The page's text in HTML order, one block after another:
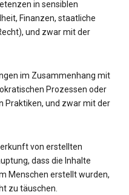
in sensiblen
Finanzen, staatliche
und zwar mit der
im Zusammenhang mit
Prozessen oder
Praktiken, und zwar mit der
von erstellten
dass die Inhalte
Menschen erstellt wurden,
zu täuschen.